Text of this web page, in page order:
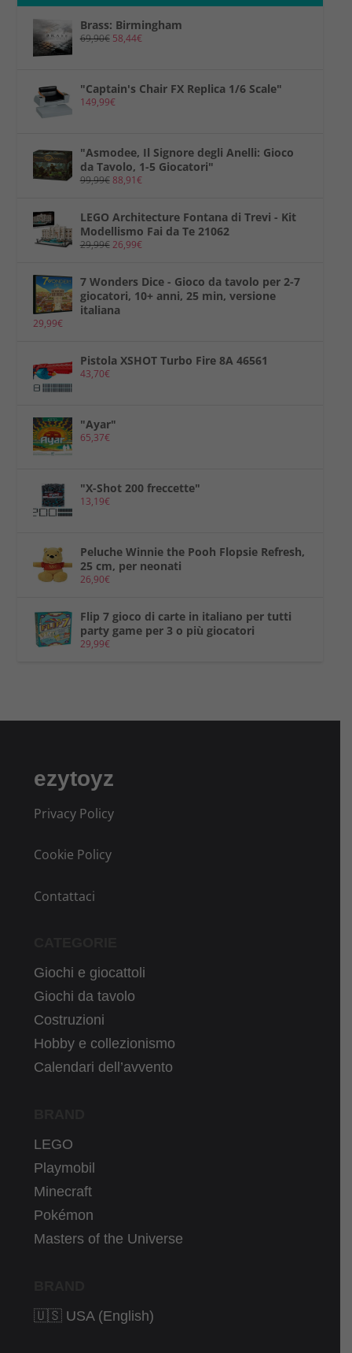
Brass: Birmingham
69,90€ 58,44€
"Captain's Chair FX Replica 1/6 Scale"
149,99€
"Asmodee, Il Signore degli Anelli: Gioco
da Tavolo, 1-5 Giocatori"
99,99€88,91€
LEGO Architecture Fontana di Trevi - Kit
Modellismo Fai da Te 21062
29,99€26,99€
7 Wonders Dice - Gioco da tavolo per 2-7
giocatori, 10+ anni, 25 min, versione
italiana
29,99€
Pistola XSHOT Turbo Fire 8A 46561
43,70€
"Ayar"
65,37€
"X-Shot 200 freccette"
13,19€
Peluche Winnie the Pooh Flopsie Refresh,
25 cm, per neonati
26,90€
Flip 7 gioco di carte in italiano per tutti
party game per 3 o più giocatori
29,99€
ezytoyz
Privacy Policy
Cookie Policy
Contattaci
Giochi e giocattoli
Giochi da tavolo
Costruzioni
Hobby e collezionismo
Calendari dell’avvento
LEGO
Playmobil
Minecraft
Pokémon
Masters of the Universe
🇺🇸 USA (English)